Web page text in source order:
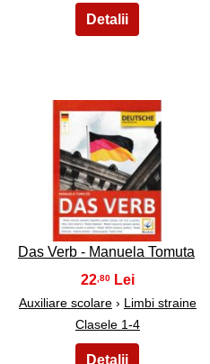
28
Das Verb - Manuela Tomuta
22 ,80
Auxiliare scolare› Limbi straine
Clasele 1-4